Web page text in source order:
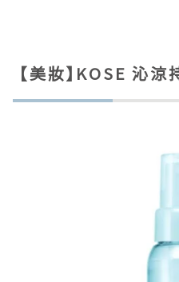
【美妝】KOSE 沁